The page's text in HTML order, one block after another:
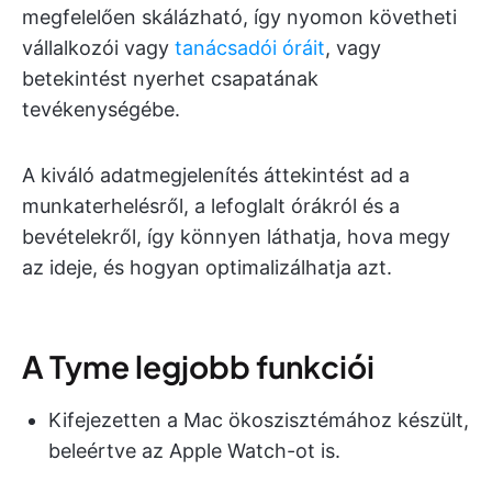
megfelelően skálázható, így nyomon követheti
vállalkozói vagy tanácsadói óráit, vagy
betekintést nyerhet csapatának
tevékenységébe.
A kiváló adatmegjelenítés áttekintést ad a
munkaterhelésről, a lefoglalt órákról és a
bevételekről, így könnyen láthatja, hova megy
az ideje, és hogyan optimalizálhatja azt.
A Tyme legjobb funkciói
Kifejezetten a Mac ökoszisztémához készült,
beleértve az Apple Watch-ot is.